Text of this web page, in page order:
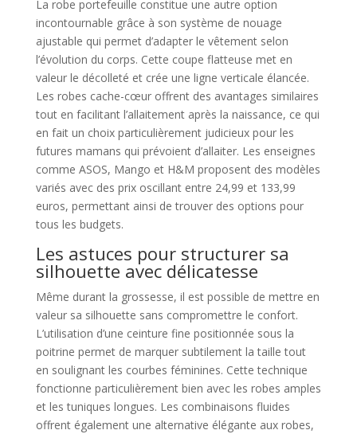
La robe portefeuille constitue une autre option
incontournable grâce à son système de nouage
ajustable qui permet d’adapter le vêtement selon
l’évolution du corps. Cette coupe flatteuse met en
valeur le décolleté et crée une ligne verticale élancée.
Les robes cache-cœur offrent des avantages similaires
tout en facilitant l’allaitement après la naissance, ce qui
en fait un choix particulièrement judicieux pour les
futures mamans qui prévoient d’allaiter. Les enseignes
comme ASOS, Mango et H&M proposent des modèles
variés avec des prix oscillant entre 24,99 et 133,99
euros, permettant ainsi de trouver des options pour
tous les budgets.
Les astuces pour structurer sa
silhouette avec délicatesse
Même durant la grossesse, il est possible de mettre en
valeur sa silhouette sans compromettre le confort.
L’utilisation d’une ceinture fine positionnée sous la
poitrine permet de marquer subtilement la taille tout
en soulignant les courbes féminines. Cette technique
fonctionne particulièrement bien avec les robes amples
et les tuniques longues. Les combinaisons fluides
offrent également une alternative élégante aux robes,